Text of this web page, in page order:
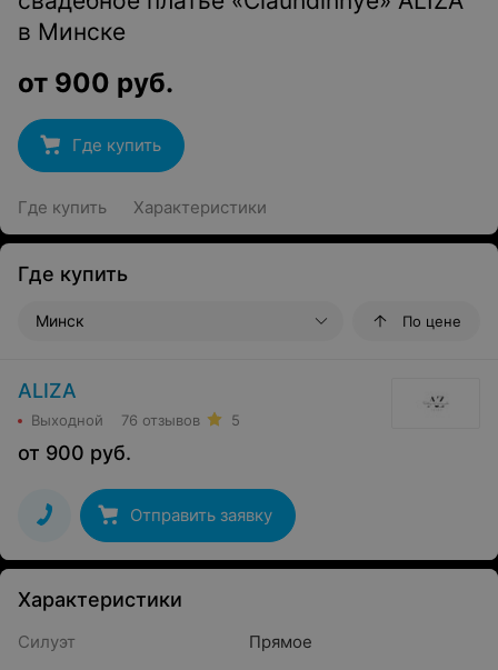
в Минске
от 900 руб.
Где купить
Где купить Характеристики
Где купить
Минск По цене
ALIZA
Выходной 76 отзывов 5
от 900 руб.
Отправить заявку
Характеристики
Силуэт
Прямое